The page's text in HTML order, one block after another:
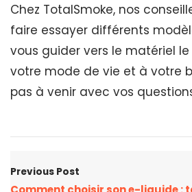
Chez TotalSmoke, nos
faire essayer différents
vous guider vers le matériel
votre mode de vie et à votre
pas à venir avec vos
Previous Post